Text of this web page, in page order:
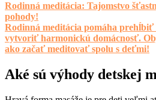
Rodinná meditácia: Tajomstvo
pohody!
Rodinná meditácia pomáha
vytvoriť harmonickú domácnosť.
ako začať meditovať spolu s deťmi!
Aké sú výhody detskej